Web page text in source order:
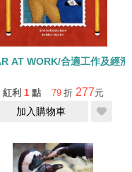
AT WORK/合適工作及經
紅利 1 點 79 折 277元
加入購物車